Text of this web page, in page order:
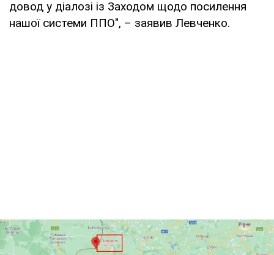
довод у діалозі із Заходом щодо посилення
нашої системи ППО", – заявив Левченко.